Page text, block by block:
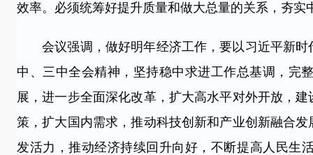
效率。必须统筹好提升质量和做大总量的关系，夯实
会议强调，做好明年经济工作，要以习近平新时
中、三中全会精神，坚持稳中求进工作总基调，完
展，进一步全面深化改革，扩大高水平对外开放，
策，扩大国内需求，推动科技创新和产业创新融合
发活力，推动经济持续回升向好，不断提高人民生